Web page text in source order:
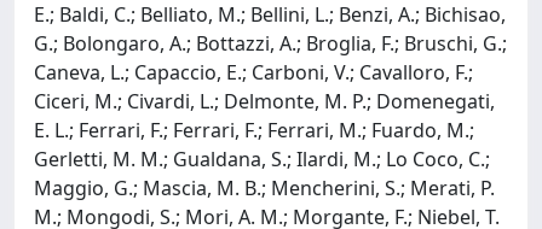
E.; Baldi, C.; Belliato, M.; Bellini, L.; Benzi, A.; Bichisao,
G.; Bolongaro, A.; Bottazzi, A.; Broglia, F.; Bruschi, G.;
Caneva, L.; Capaccio, E.; Carboni, V.; Cavalloro, F.;
Ciceri, M.; Civardi, L.; Delmonte, M. P.; Domenegati,
E. L.; Ferrari, F.; Ferrari, F.; Ferrari, M.; Fuardo, M.;
Gerletti, M. M.; Gualdana, S.; Ilardi, M.; Lo Coco, C.;
Maggio, G.; Mascia, M. B.; Mencherini, S.; Merati, P.
M.; Mongodi, S.; Mori, A. M.; Morgante, F.; Niebel, T.